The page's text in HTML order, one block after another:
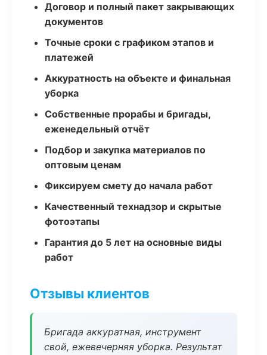
Договор и полный пакет закрывающих
документов
Точные сроки с графиком этапов и
платежей
Аккуратность на объекте и финальная
уборка
Собственные прорабы и бригады,
еженедельный отчёт
Подбор и закупка материалов по
оптовым ценам
Фиксируем смету до начала работ
Качественный технадзор и скрытые
фотоэтапы
Гарантия до 5 лет на основные виды
работ
Отзывы клиентов
Бригада аккуратная, инструмент
свой, ежевечерняя уборка. Результат